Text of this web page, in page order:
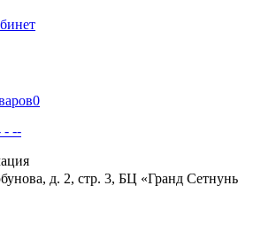
0
- --
д. 2, стр. 3, БЦ «Гранд Сетнунь